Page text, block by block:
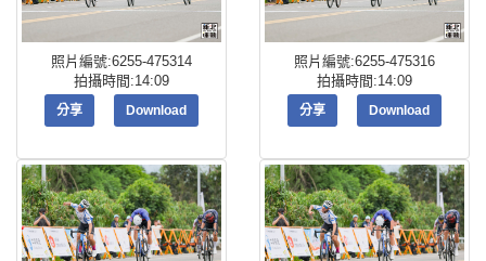
照片編號:6255-475314
拍攝時間:14:09
分享 Download
照片編號:6255-475316
拍攝時間:14:09
分享 Download